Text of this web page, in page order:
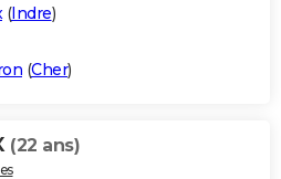
(Indre)
(Cher)
(22 ans)